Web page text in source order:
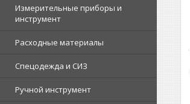
Измерительные приборы и
инструмент
Расходные материалы
Спецодежда и СИЗ
Ручной инструмент